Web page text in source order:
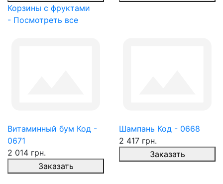
Корзины с фруктами
- Посмотреть все
Витаминный бум Код -
0671
2 014 грн.
Заказать
Шампань Код - 0668
2 417 грн.
Заказать